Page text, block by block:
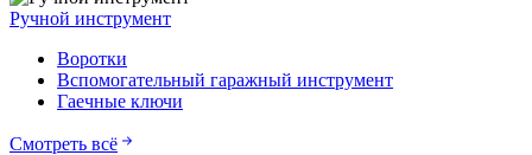
Ручной инструмент
Воротки
Вспомогательный гаражный инструмент
Гаечные ключи
Смотреть всё